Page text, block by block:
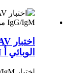
الوبائي أ IgG/IgM من Testsealabs